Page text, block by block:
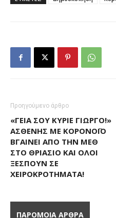
Προηγούμενο άρθρο
«ΓΕΙΑ ΣΟΥ ΚΎΡΙΕ ΓΙΏΡΓΟ!»
ΑΣΘΕΝΉΣ ΜΕ ΚΟΡΟΝΟΪΌ
ΒΓΑΊΝΕΙ ΑΠΌ ΤΗΝ ΜΕΘ
ΣΤΟ ΘΡΙΆΣΙΟ ΚΑΙ ΌΛΟΙ
ΞΕΣΠΟΎΝ ΣΕ
ΧΕΙΡΟΚΡΟΤΉΜΑΤΑ!
ΠΑΡΟΜΟΙΑ ΑΡΘΡΑ